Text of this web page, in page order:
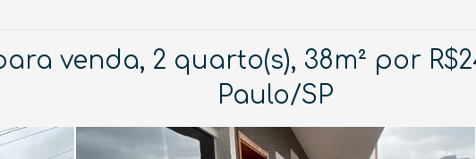
venda, 2 quarto(s), 38m² por
Paulo/SP